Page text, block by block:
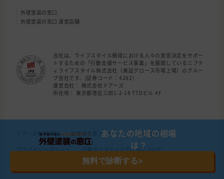
外壁塗装の窓口
外壁塗装の窓口 運営店舗
当社は、ライフスタイル領域における人々の意思決定をサポー
トするための「行動支援サービス事業」を展開しているニフテ
ィライフスタイル株式会社（東証グロース市場上場）のグルー
プ会社です。(証券コード：4262)
運営会社： 株式会社ドアーズ
所在地： 東京都港区三田1-2-18 TTDビル 4F
ドアーズ利用規約 編集責任者メッセージ 編集方針
行動ターゲティング広告について
運営会社 お問い合わせ
あなたの地域の相場
は？
無料で診断する>